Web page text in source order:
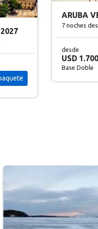
7 noches
USD 1.895